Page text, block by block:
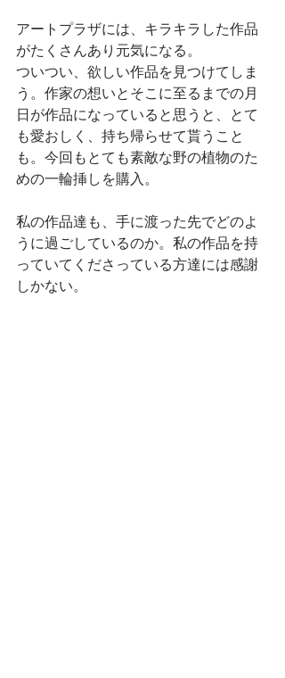
アートプラザには、キラキラした作品
がたくさんあり元気になる。
ついつい、欲しい作品を見つけてしま
う。作家の想いとそこに至るまでの月
日が作品になっていると思うと、とて
も愛おしく、持ち帰らせて貰うこと
も。今回もとても素敵な野の植物のた
めの一輪挿しを購入。
私の作品達も、手に渡った先でどのよ
うに過ごしているのか。私の作品を持
っていてくださっている方達には感謝
しかない。